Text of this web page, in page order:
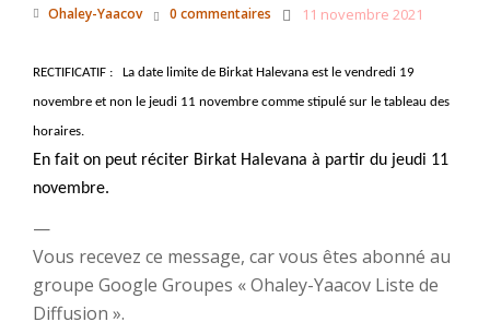
Ohaley-Yaacov 11 novembre 2021
0 commentaires
RECTIFICATIF : La date limite de Birkat Halevana est le vendredi 19
novembre et non le jeudi 11 novembre comme stipulé sur le tableau des
horaires.
En fait on peut réciter Birkat Halevana à partir du jeudi 11
novembre.
—
Vous recevez ce message, car vous êtes abonné au
groupe Google Groupes « Ohaley-Yaacov Liste de
Diffusion ».